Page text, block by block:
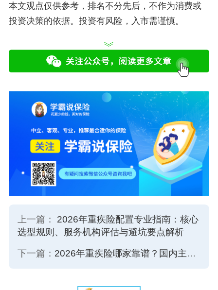
本文观点仅供参考，排名不分先后，不作为消费或
投资决策的依据。投资有风险，入市需谨慎。
上一篇： 2026年重疾险配置专业指南：核心
选型规则、服务机构评估与避坑要点解析
下一篇： 2026年重疾险哪家靠谱？国内主流合规保险服务机构选型与优势深度分析